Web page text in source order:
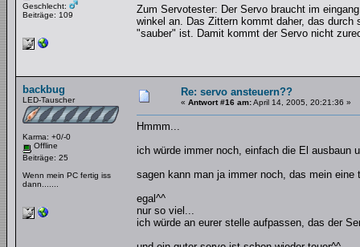
Geschlecht:
Beiträge: 109
Zum Servotester: Der Servo braucht im
winkel an. Das Zittern kommt daher, das
"sauber" ist. Damit kommt der Servo nicht
backbug
LED-Tauscher
Karma: +0/-0
Offline
Beiträge: 25
Wenn mein PC fertig iss
dann.......
Re: servo ansteuern??
« Antwort #16 am:April 14, 2005, 20:21:36 »
Hmmm...
ich würde immer noch, einfach die El ausbaun
sagen kann man ja immer noch, das mein
egal^^
nur so viel...
ich würde an eurer stelle aufpassen, das der